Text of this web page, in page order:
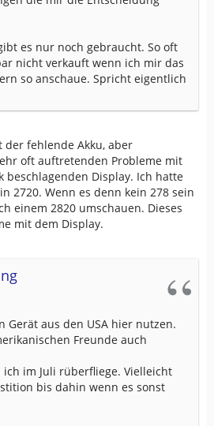
es nur noch gebraucht. So oft
nicht verkauft wenn ich mir das
so anschaue. Spricht eigentlich
der fehlende Akku, aber
oft auftretenden Probleme mit
beschlagenden Display. Ich hatte
2720. Wenn es denn kein 278 sein
einem 2820 umschauen. Dieses
mit dem Display.
Gerät aus den USA hier nutzen.
Freunde auch
im Juli rüberfliege. Vielleicht
bis dahin wenn es sonst